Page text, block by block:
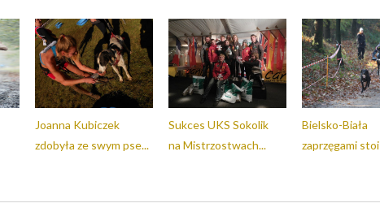
Joanna Kubiczek
zdobyła ze swym pse...
Sukces UKS Sokolik
na Mistrzostwach...
Bielsko-Biała
zaprzęgami stoi